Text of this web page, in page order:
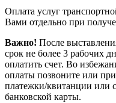
Оплата услуг
Вами отдельно при
Важно! После
срок не более 3 рабочих
оплатить счет. Во
оплаты позвоните или
платежки/квитанции или
банковской карты.